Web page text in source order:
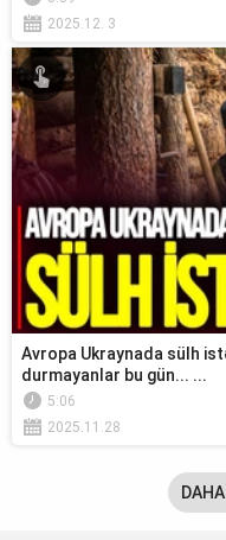
2025.12. 3
Avropa Ukraynada sülh
durmayanlar bu gün... ...
5:06
2025.11.28